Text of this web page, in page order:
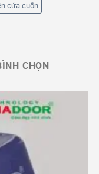
cửa cuốn
CHỌN